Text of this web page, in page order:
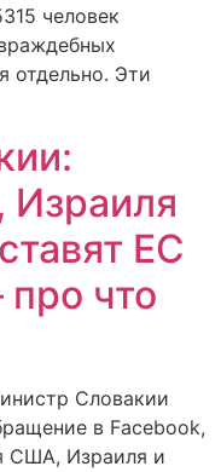
человек
отдельно. Эти
ЕС
что
Словакии
в Facebook,
США, Израиля и